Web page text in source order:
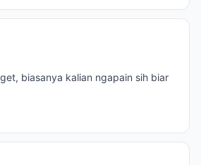
biasanya kalian ngapain sih biar